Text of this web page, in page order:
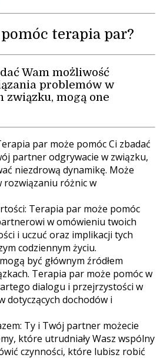
terapia par?
Wam możliwość
problemów w
związku, mogą one
par może pomóc Ci zbadać
partner odgrywacie w związku,
niezdrową dynamikę. Może
rozwiązaniu różnic w
Terapia par może pomóc
w omówieniu twoich
i uczuć oraz implikacji tych
codziennym życiu.
być głównym źródłem
Terapia par może pomóc w
dialogu i przejrzystości w
dotyczących dochodów i
Ty i Twój partner możecie
które utrudniały Wasz wspólny
czynności, które lubisz robić